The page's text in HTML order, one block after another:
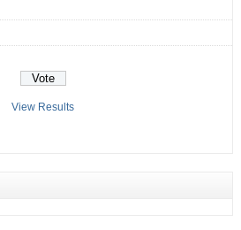
View Results